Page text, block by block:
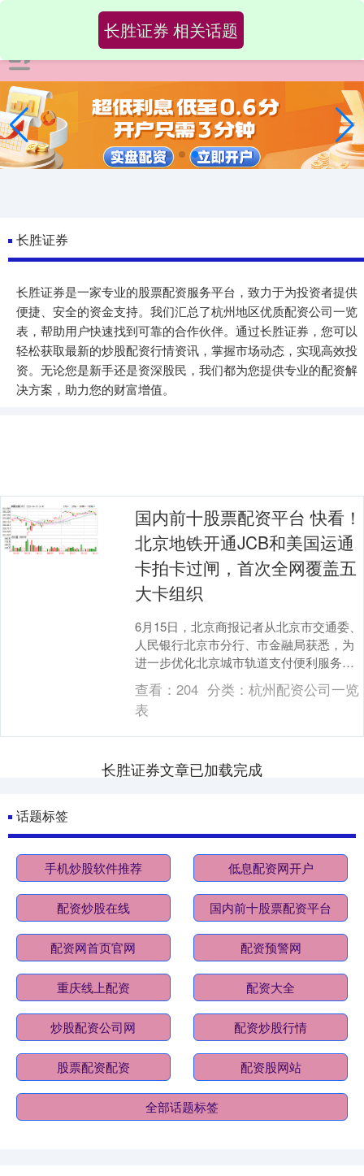
长胜证券
长胜证券是一家专业的股票配资服务平台，致力于为投资者提供
便捷、安全的资金支持。我们汇总了杭州地区优质配资公司一览
表，帮助用户快速找到可靠的合作伙伴。通过长胜证券，您可以
轻松获取最新的炒股配资行情资讯，掌握市场动态，实现高效投
资。无论您是新手还是资深股民，我们都为您提供专业的配资解
决方案，助力您的财富增值。
长胜证券 相关话题
国内前十股票配资平台 快看！
北京地铁开通JCB和美国运通
卡拍卡过闸，首次全网覆盖五
大卡组织
6月15日，北京商报记者从北京市交通委、
人民银行北京市分行、市金融局获悉，为
进一步优化北京城市轨道支付便利服务，
提升入境游服务品质，助力北京打造国际
消费中心城市....
查看：204 分类： 杭州配资公司一览
表
长胜证券文章已加载完成
话题标签
手机炒股软件推荐 低息配资网开户
配资炒股在线 国内前十股票配资平台
配资网首页官网 配资预警网
重庆线上配资 配资大全
炒股配资公司网 配资炒股行情
股票配资配资 配资股网站
全部话题标签